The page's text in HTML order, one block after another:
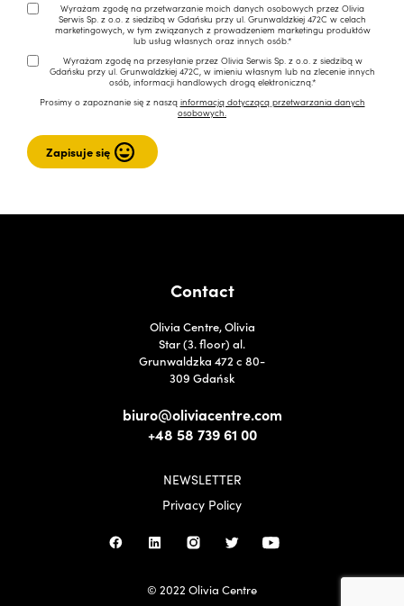
Wyrażam zgodę na przetwarzanie moich danych osobowych przez Olivia
Serwis Sp. z o.o. z siedzibą w Gdańsku przy ul. Grunwaldzkiej 472C w celach
marketingowych, w tym związanych z prowadzeniem marketingu produktów
lub usług własnych oraz innych osób.*
Wyrażam zgodę na przesyłanie przez Olivia Serwis Sp. z o.o. z siedzibą w
Gdańsku przy ul. Grunwaldzkiej 472C, w imieniu własnym lub na zlecenie innych
osób, informacji handlowych drogą elektroniczną.*
Prosimy o zapoznanie się z naszą informacją dotyczącą przetwarzania danych
osobowych.
Contact
Olivia Centre, Olivia
Star (3. floor) al.
Grunwaldzka 472 c 80-
309 Gdańsk
biuro@oliviacentre.com
+48 58 739 61 00
NEWSLETTER
Privacy Policy
© 2022 Olivia Centre